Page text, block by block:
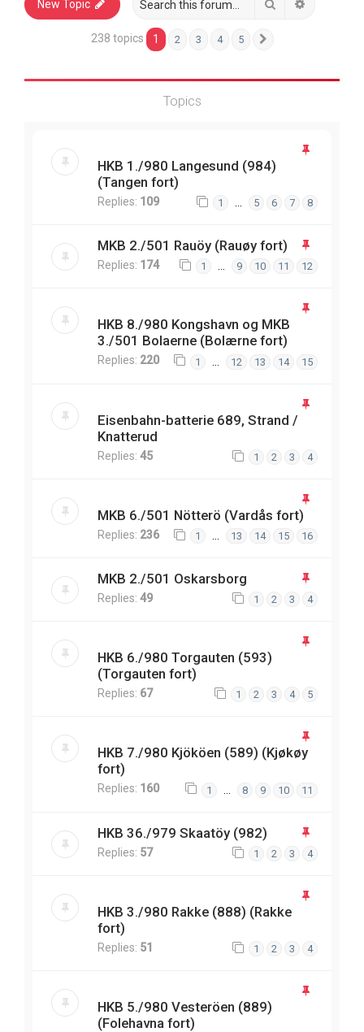
New Topic Search
238 topics 1 2 3 4 5
Topics
HKB 1./980 Langesund (984)
(Tangen fort)
Replies: 109 1 … 5 6 7 8
MKB 2./501 Rauöy (Rauøy fort)
Replies: 174 1 … 9 10 11 12
HKB 8./980 Kongshavn og MKB
3./501 Bolaerne (Bolærne fort)
Replies: 220 1 12 13 14 15
Eisenbahn-batterie 689, Strand /
Knatterud
Replies: 45 1 2 3 4
MKB 6./501 Nötterö (Vardås fort)
Replies: 236 1 13 14 15 16
MKB 2./501 Oskarsborg
Replies: 49 1 2 3 4
HKB 6./980 Torgauten (593)
(Torgauten fort)
Replies: 67 1 2 3 4 5
HKB 7./980 Kjököen (589) (Kjøkøy
fort)
Replies: 160 1 8 9 10 11
HKB 36./979 Skaatöy (982)
Replies: 57 1 2 3 4
HKB 3./980 Rakke (888) (Rakke
fort)
Replies: 51 1 2 3 4
HKB 5./980 Vesteröen (889)
(Folehavna fort)